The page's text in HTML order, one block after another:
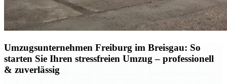
Umzugsunternehmen Freiburg im Breisgau: So
starten Sie Ihren stressfreien Umzug – professionell
& zuverlässig